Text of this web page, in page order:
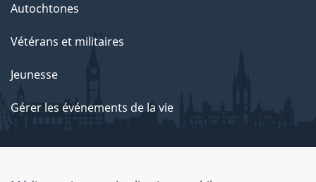
Autochtones
Vétérans et militaires
Jeunesse
Gérer les événements de la vie